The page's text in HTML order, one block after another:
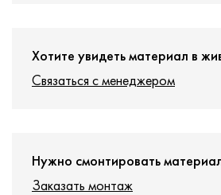
Хотите увидеть материал в
Связаться с менеджером
Нужно смонтировать
Заказать монтаж